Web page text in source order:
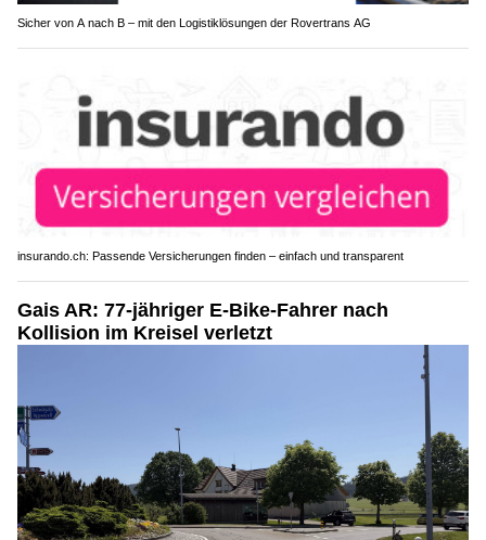
Sicher von A nach B – mit den Logistiklösungen der Rovertrans AG
insurando.ch: Passende Versicherungen finden – einfach und transparent
Gais AR: 77-jähriger E-Bike-Fahrer nach
Kollision im Kreisel verletzt